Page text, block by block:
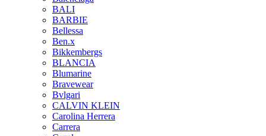
BALI
BARBIE
Bellessa
Ben.x
Bikkembergs
BLANCIA
Blumarine
Bravewear
Bvlgari
CALVIN KLEIN
Carolina Herrera
Carrera